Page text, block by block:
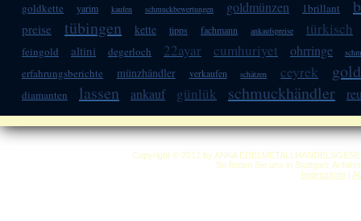
goldkette yarim kaufen schmuckbewertungen goldmünzen 1brillant
preise tübingen kette tipps fachmann ankaufspreise türkisch
feingold altini degerloch 22ayar cumhuriyet ohrringe
erfahrungsberichte münzhändler verkaufen schätzen ceyrek gold
diamanten lassen ankauf günlük schmuckhändler
Copyright © 2012 by ANKA
So finden Sie uns in Stuttgart:
Impressum|